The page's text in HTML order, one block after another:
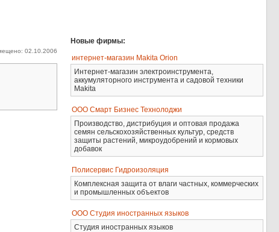
02.10.2006
Новые фирмы:
интернет-магазин Makita Orion
Интернет-магазин электроинструмента,
аккумуляторного инструмента и садовой техники
Makita
ООО Смарт Бизнес Технолоджи
Производство, дистрибуция и оптовая продажа
семян сельскохозяйственных культур, средств
защиты растений, микроудобрений и кормовых
добавок
Полисервис Гидроизоляция
Комплексная защита от влаги частных, коммерческих
и промышленных объектов
ООО Студия иностранных языков
Студия иностранных языков